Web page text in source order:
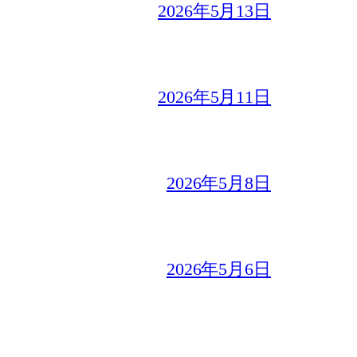
2026年5月13日
2026年5月11日
2026年5月8日
2026年5月6日